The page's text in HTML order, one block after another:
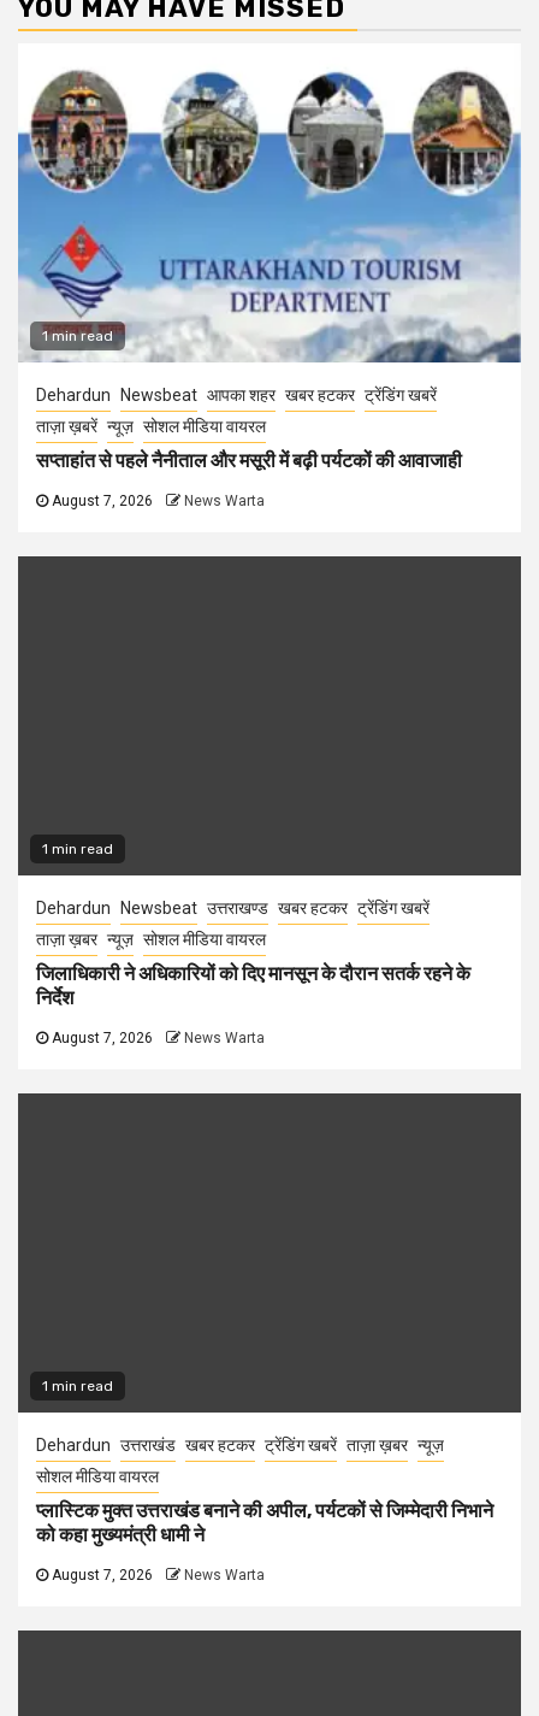
YOU MAY HAVE MISSED
1 min read
Dehardun Newsbeat आपका शहर खबर हटकर ट्रेंडिंग खबरें
ताज़ा ख़बरें न्यूज़ सोशल मीडिया वायरल
सप्ताहांत से पहले नैनीताल और मसूरी में बढ़ी पर्यटकों की आवाजाही
August 7, 2026 News Warta
1 min read
Dehardun Newsbeat उत्तराखण्ड खबर हटकर ट्रेंडिंग खबरें
ताज़ा ख़बर न्यूज़ सोशल मीडिया वायरल
जिलाधिकारी ने अधिकारियों को दिए मानसून के दौरान सतर्क रहने के
निर्देश
August 7, 2026 News Warta
1 min read
Dehardun उत्तराखंड खबर हटकर ट्रेंडिंग खबरें ताज़ा ख़बर न्यूज़
सोशल मीडिया वायरल
प्लास्टिक मुक्त उत्तराखंड बनाने की अपील, पर्यटकों से जिम्मेदारी निभाने
को कहा मुख्यमंत्री धामी ने
August 7, 2026 News Warta